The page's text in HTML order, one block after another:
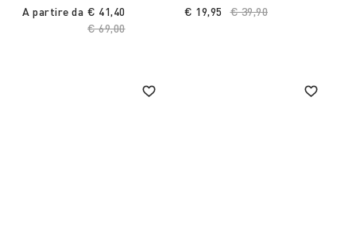
A partire da
Price reduced from
€ 69,00to
€ 41,40
Price reduced from
€ 39,90
€ 19,95